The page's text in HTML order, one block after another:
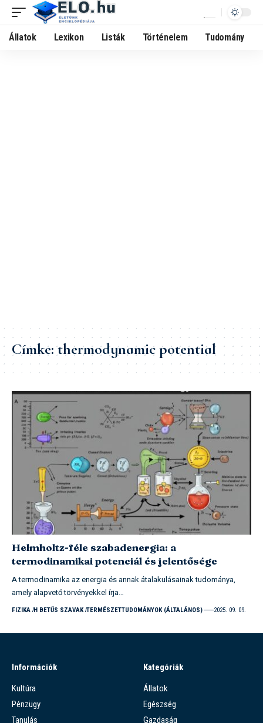
Állatok Lexikon Listák Történelem Tudomány
Címke:thermodynamic potential
Helmholtz-féle szabadenergia: a
termodinamikai potenciál és jelentősége
A termodinamika az energia és annak átalakulásainak tudománya,
amely alapvető törvényekkel írja…
FIZIKA H BETŰS SZAVAK TERMÉSZETTUDOMÁNYOK (ÁLTALÁNOS) 2025. 09. 09.
Információk
Kultúra
Pénzügy
Tanulás
Kategóriák
Állatok
Egészség
Gazdaság